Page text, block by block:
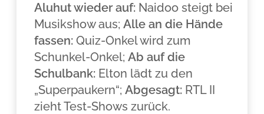
Aluhut wieder auf: Naidoo steigt bei
Musikshow aus;Alle an die Hände
fassen: Quiz-Onkel wird zum
Schunkel-Onkel;Ab auf die
Schulbank: Elton lädt zu den
„Superpaukern“;Abgesagt: RTL II
zieht Test-Shows zurück.